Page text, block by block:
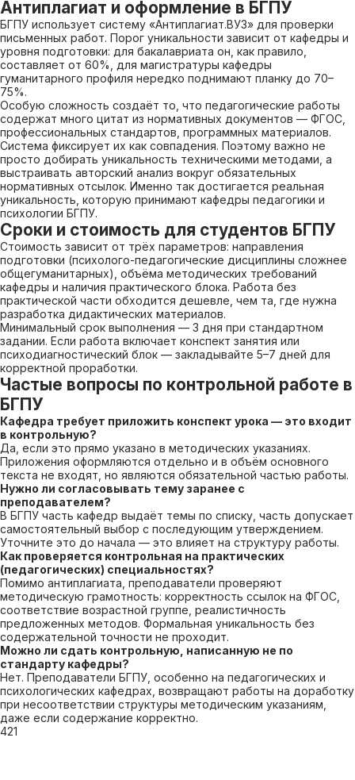
Антиплагиат и оформление в БГПУ
БГПУ использует систему «Антиплагиат.ВУЗ» для проверки
письменных работ. Порог уникальности зависит от кафедры и
уровня подготовки: для бакалавриата он, как правило,
составляет от 60%, для магистратуры кафедры
гуманитарного профиля нередко поднимают планку до 70–
75%.
Особую сложность создаёт то, что педагогические работы
содержат много цитат из нормативных документов — ФГОС,
профессиональных стандартов, программных материалов.
Система фиксирует их как совпадения. Поэтому важно не
просто добирать уникальность техническими методами, а
выстраивать авторский анализ вокруг обязательных
нормативных отсылок. Именно так достигается реальная
уникальность, которую принимают кафедры педагогики и
психологии БГПУ.
Сроки и стоимость для студентов БГПУ
Стоимость зависит от трёх параметров: направления
подготовки (психолого-педагогические дисциплины сложнее
общегуманитарных), объёма методических требований
кафедры и наличия практического блока. Работа без
практической части обходится дешевле, чем та, где нужна
разработка дидактических материалов.
Минимальный срок выполнения — 3 дня при стандартном
задании. Если работа включает конспект занятия или
психодиагностический блок — закладывайте 5–7 дней для
корректной проработки.
Частые вопросы по контрольной работе в
БГПУ
Кафедра требует приложить конспект урока — это входит
в контрольную?
Да, если это прямо указано в методических указаниях.
Приложения оформляются отдельно и в объём основного
текста не входят, но являются обязательной частью работы.
Нужно ли согласовывать тему заранее с
преподавателем?
В БГПУ часть кафедр выдаёт темы по списку, часть допускает
самостоятельный выбор с последующим утверждением.
Уточните это до начала — это влияет на структуру работы.
Как проверяется контрольная на практических
(педагогических) специальностях?
Помимо антиплагиата, преподаватели проверяют
методическую грамотность: корректность ссылок на ФГОС,
соответствие возрастной группе, реалистичность
предложенных методов. Формальная уникальность без
содержательной точности не проходит.
Можно ли сдать контрольную, написанную не по
стандарту кафедры?
Нет. Преподаватели БГПУ, особенно на педагогических и
психологических кафедрах, возвращают работы на доработку
при несоответствии структуры методическим указаниям,
даже если содержание корректно.
421